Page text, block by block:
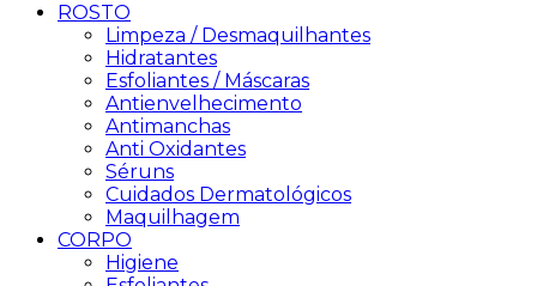
ROSTO
Limpeza / Desmaquilhantes
Hidratantes
Esfoliantes / Máscaras
Antienvelhecimento
Antimanchas
Anti Oxidantes
Séruns
Cuidados Dermatológicos
Maquilhagem
CORPO
Higiene